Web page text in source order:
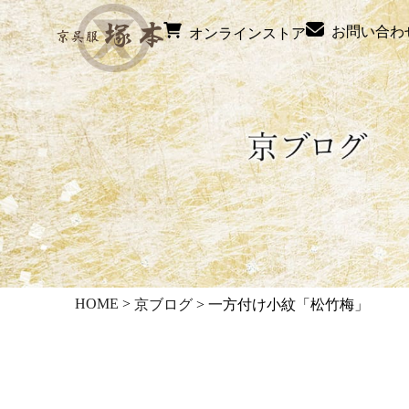
オンラインストア お問い合わ
HOME > 京ブログ > 一方付け小紋「松竹梅」